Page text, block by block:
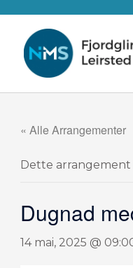
innholdet
« Alle Arrangementer
Dette
Dugnad
14 mai, 2025 @